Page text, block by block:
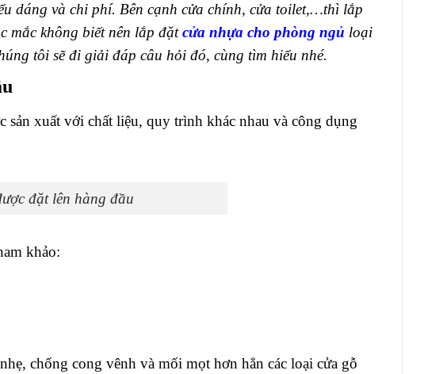
dáng và chi phí. Bên cạnh cửa chính, cửa toilet,…thì lắp
mắc không biết nên lắp đặtcửa nhựa cho phòng ngủ loại
tôi sẽ đi giải đáp câu hỏi đó, cùng tìm hiểu nhé.
xuất với chất liệu, quy trình khác nhau và công dụng
đặt lên hàng đầu
khảo:
chống cong vênh và mối mọt hơn hẳn các loại cửa gỗ